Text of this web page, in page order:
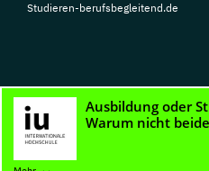
Studieren-berufsbegleitend.de
© Copyright 2026, TarGroup Media GmbH